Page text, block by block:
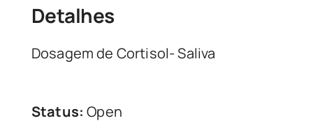
Detalhes
Dosagem de Cortisol- Saliva
Status: Open